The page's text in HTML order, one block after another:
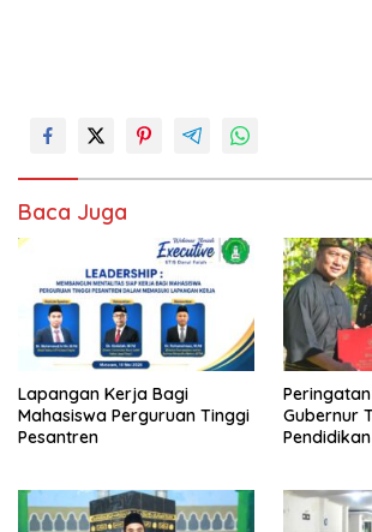
Baca Juga
Lapangan Kerja Bagi
Mahasiswa Perguruan Tinggi
Pesantren
Gubernur
Pendidikan